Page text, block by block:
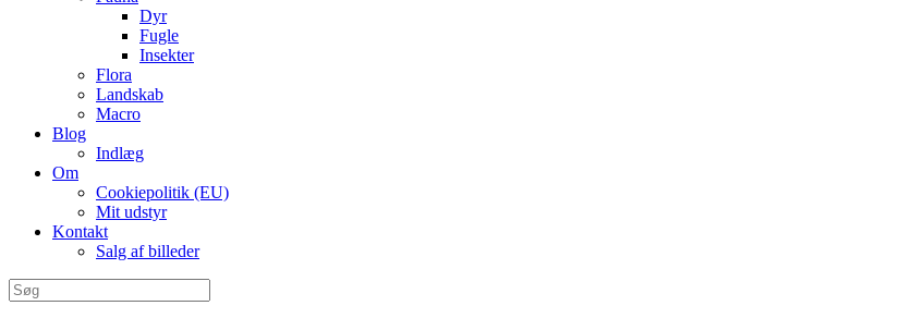
Dyr
Fugle
Insekter
Flora
Landskab
Macro
Blog
Indlæg
Om
Cookiepolitik (EU)
Mit udstyr
Kontakt
Salg af billeder
Søg
efter: